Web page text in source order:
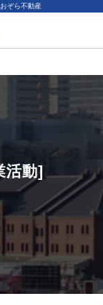
ぞら不動産
活動]